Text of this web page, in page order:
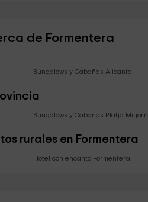
de Formentera
Bungalows y Cabañas Alicante
Bungalows y Cabañas Platja Mitjorn
rurales en Formentera
Hotel con encanto Formentera